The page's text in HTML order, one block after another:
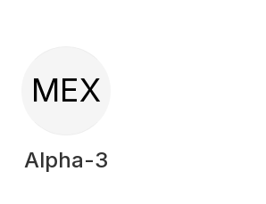
MEX
Alpha-3